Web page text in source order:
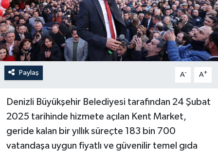
Paylaş A- A+
Denizli Büyükşehir Belediyesi tarafından 24 Şubat
2025 tarihinde hizmete açılan Kent Market,
geride kalan bir yıllık süreçte 183 bin 700
vatandaşa uygun fiyatlı ve güvenilir temel gıda